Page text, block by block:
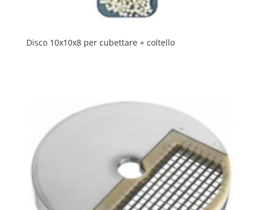
Disco 10x10x8 per cubettare + coltello